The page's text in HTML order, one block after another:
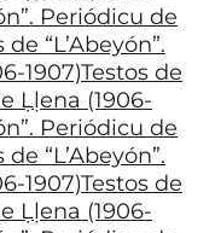
Periódicu de
“L’Abeyón”.
1907)Testos de
Ḷḷena (1906-
Periódicu de
“L’Abeyón”.
1907)Testos de
Ḷḷena (1906-